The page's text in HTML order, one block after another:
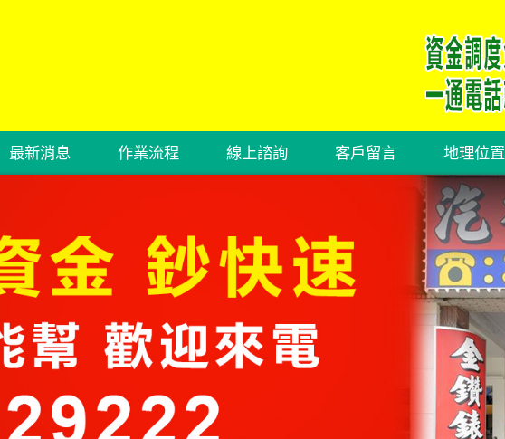
最新消息 作業流程 線上諮詢 客戶留言 地理位置